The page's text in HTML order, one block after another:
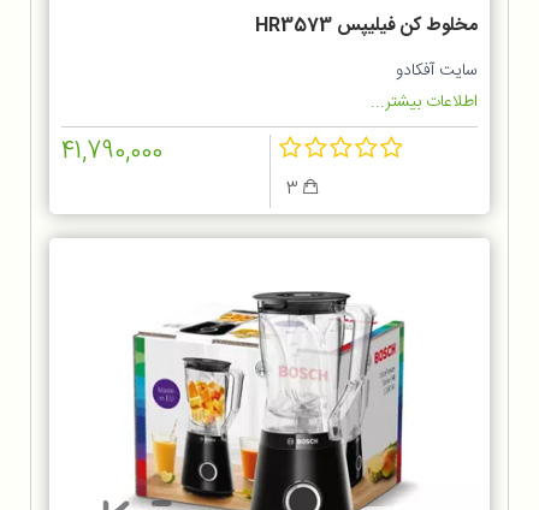
مخلوط کن فيليپس HR3573
سایت آفکادو
اطلاعات بیشتر...
41,790,000